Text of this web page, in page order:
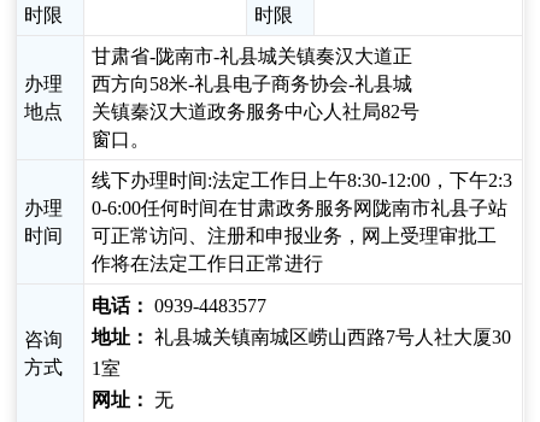
时限
时限
办理
地点
甘肃省-陇南市-礼县城关镇奏汉大道正
西方向58米-礼县电子商务协会-礼县城
关镇秦汉大道政务服务中心人社局82号
窗口。
办理
时间
线下办理时间:法定工作日上午8:30-12:00，下午2:3
0-6:00任何时间在甘肃政务服务网陇南市礼县子站
可正常访问、注册和申报业务，网上受理审批工
作将在法定工作日正常进行
咨询
方式
电话： 0939-4483577
地址： 礼县城关镇南城区崂山西路7号人社大厦30
1室
网址： 无